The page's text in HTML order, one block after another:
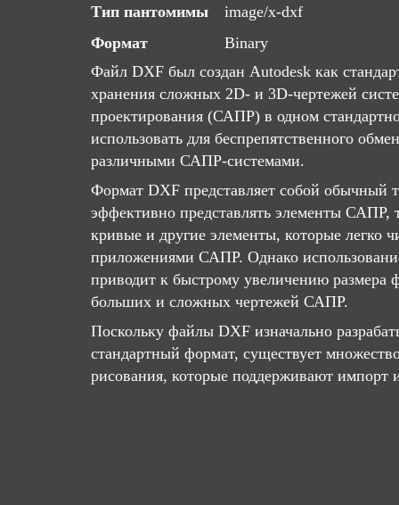
Тип пантомимы
image/x-dxf
Формат
Binary
Файл DXF был создан Autodesk как
хранения сложных 2D- и 3D-чертежей
проектирования (САПР) в одном
использовать для беспрепятственного
различными САПР-системами.
Формат DXF представляет собой обычный
эффективно представлять элементы САПР,
кривые и другие элементы, которые легко
приложениями САПР. Однако
приводит к быстрому увеличению размера
больших и сложных чертежей САПР.
Поскольку файлы DXF изначально
стандартный формат, существует
рисования, которые поддерживают импорт